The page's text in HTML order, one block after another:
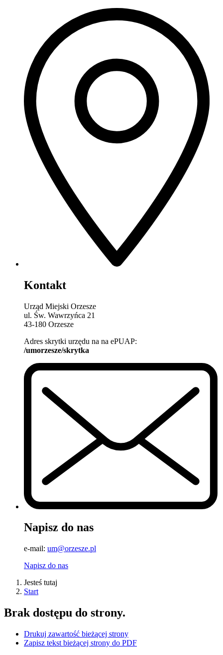
Kontakt
Urząd Miejski Orzesze
ul. Św. Wawrzyńca 21
43-180 Orzesze
Adres skrytki urzędu na na ePUAP:
/umorzesze/skrytka
Napisz do nas
e-mail: um@orzesze.pl
Napisz do nas
Jesteś tutaj
Start
Brak dostępu do strony.
Drukuj zawartość bieżącej strony
Zapisz tekst bieżącej strony do PDF